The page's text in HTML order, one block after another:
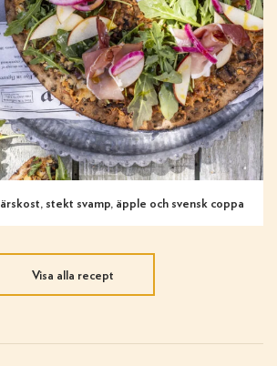
stekt svamp, äpple och svensk coppa
Visa alla recept